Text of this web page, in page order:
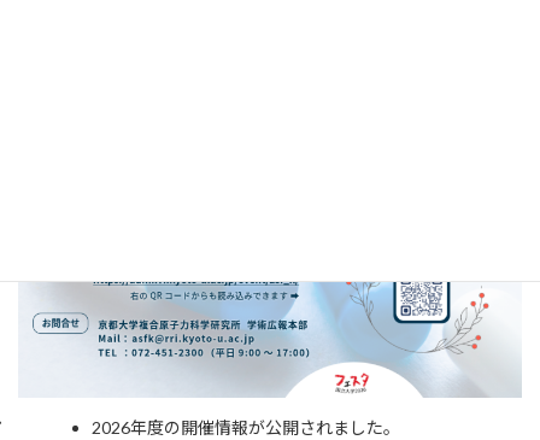
2026年度の開催情報が公開されました。